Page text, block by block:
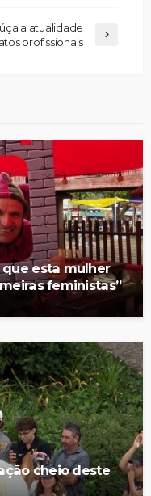
a atualidade
profissionais
que esta mulher
feministas”
cheio deste